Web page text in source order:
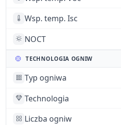
Wsp. temp. Isc
NOCT
TECHNOLOGIA OGNIW
Typ ogniwa
Technologia
Liczba ogniw